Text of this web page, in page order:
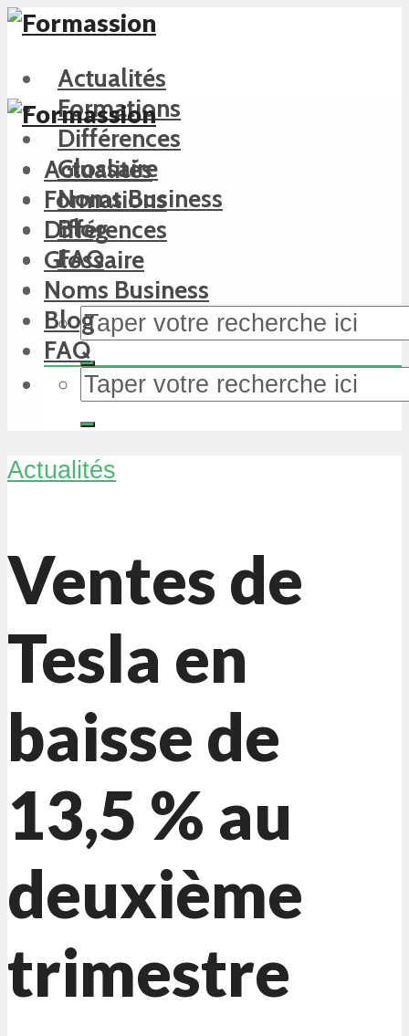
Actualités
Formations
Différences
Glossaire
Noms Business
Blog
FAQ
Actualités
Formations
Différences
Glossaire
Noms Business
Blog
FAQ
Actualités
Ventes de
Tesla en
baisse de
13,5 % au
deuxième
trimestre